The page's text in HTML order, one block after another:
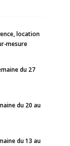
location
mesure
du 27
du 20 au
du 13 au